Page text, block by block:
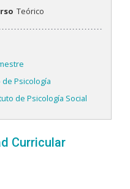
Teórico
Psicología
de Psicología Social
Curricular